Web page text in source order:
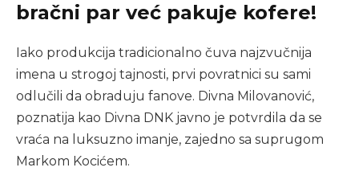
bračni par već pakuje kofere!
Iako produkcija tradicionalno čuva najzvučnija
imena u strogoj tajnosti, prvi povratnici su sami
odlučili da obraduju fanove. Divna Milovanović,
poznatija kao Divna DNK javno je potvrdila da se
vraća na luksuzno imanje, zajedno sa suprugom
Markom Kocićem.